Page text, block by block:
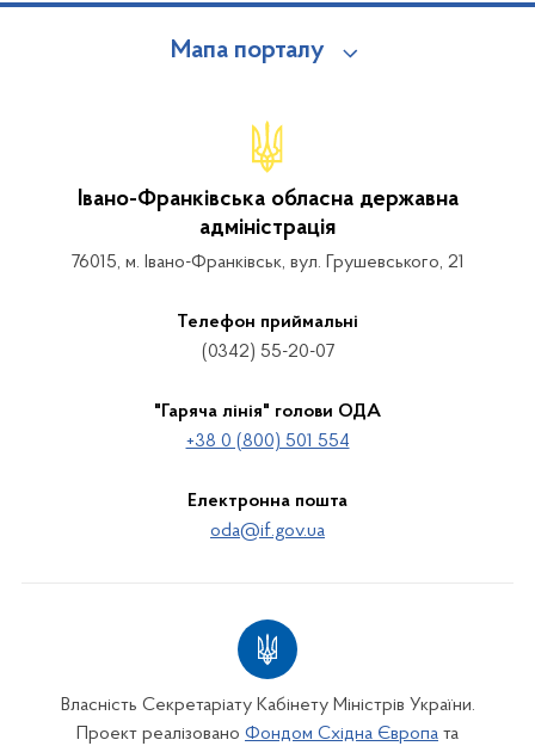
Мапа порталу
Івано-Франківська обласна державна
адміністрація
76015, м. Івано-Франківськ, вул. Грушевського, 21
Телефон приймальні
(0342) 55-20-07
"Гаряча лінія" голови ОДА
+38 0 (800) 501 554
Електронна пошта
oda@if.gov.ua
Власність Секретаріату Кабінету Міністрів України.
Проект реалізовано Фондом Східна Європа та